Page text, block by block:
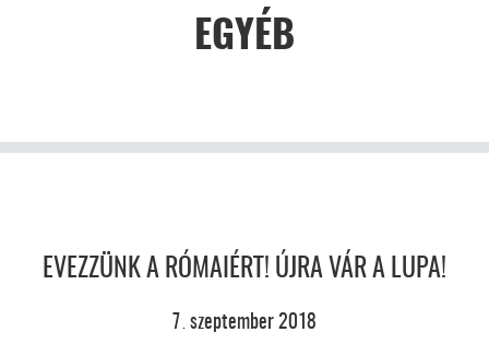
EGYÉB
EVEZZÜNK A RÓMAIÉRT! ÚJRA VÁR A LUPA!
7 . szeptember 2018